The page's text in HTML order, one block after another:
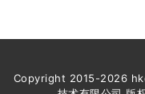
Copyright 2015-2026